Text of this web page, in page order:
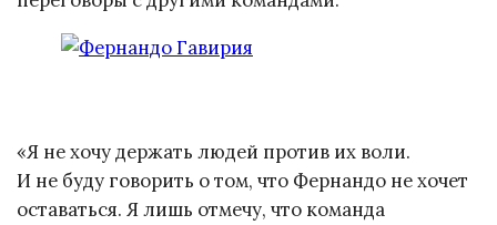
«Я не хочу держать людей против их воли.
И не буду говорить о том, что Фернандо не хочет
оставаться. Я лишь отмечу, что команда